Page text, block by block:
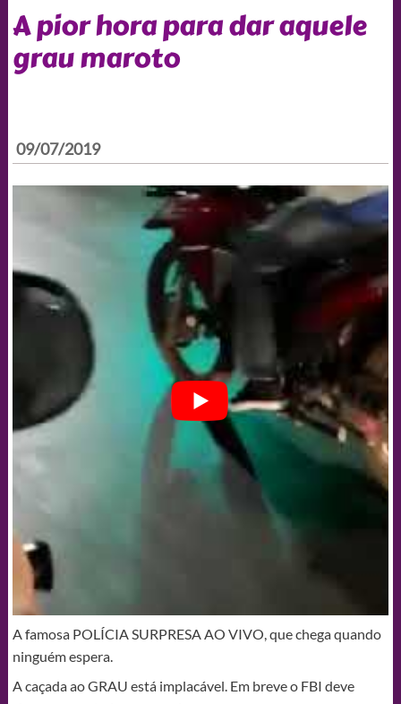
A pior hora para dar aquele
grau maroto
09/07/2019
A famosa POLÍCIA SURPRESA AO VIVO, que chega quando
ninguém espera.
A caçada ao GRAU está implacável. Em breve o FBI deve